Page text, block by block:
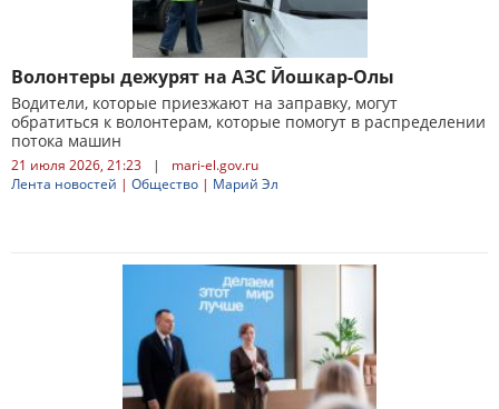
Волонтеры дежурят на АЗС Йошкар-Олы
Водители, которые приезжают на заправку, могут
обратиться к волонтерам, которые помогут в распределении
потока машин
21 июля 2026, 21:23 |
mari-el.gov.ru
Лента новостей | Общество | Марий Эл